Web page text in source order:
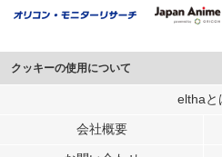
クッキーの使用について
このサイトでは Cookie を使用して、ユー
行っています。
elthaと
会社概要